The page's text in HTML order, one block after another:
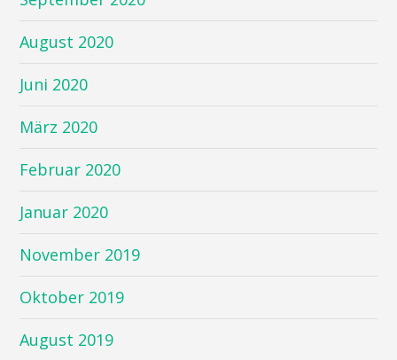
August 2020
Juni 2020
März 2020
Februar 2020
Januar 2020
November 2019
Oktober 2019
August 2019